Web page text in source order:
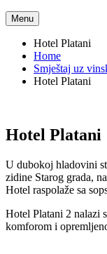
Menu
Hotel Platani
Home
Smještaj uz
Hotel Platani
Hotel Platani
U dubokoj hladovini
zidine Starog grada,
Hotel raspolaže sa
Hotel Platani 2 nalazi
komforom i